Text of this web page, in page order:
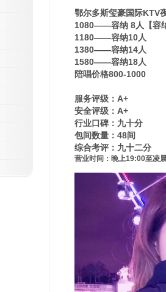
鄂尔多斯玺豪国际KTV
1080——容纳 8人【容
1180——容纳10人
1380——容纳14人
1580——容纳18人
陪唱价格800-1000
服务评级：A+
安全评级：A+
行业口碑：九十分
包间数量：48间
综合考评：九十二分
营业时间：晚上19:00至凌